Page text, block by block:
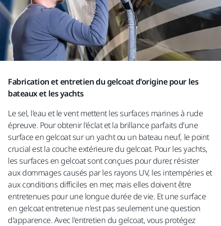
Fabrication et entretien du gelcoat d'origine pour les
bateaux et les yachts
Le sel, l'eau et le vent mettent les surfaces marines à rude
épreuve. Pour obtenir l'éclat et la brillance parfaits d'une
surface en gelcoat sur un yacht ou un bateau neuf, le point
crucial est la couche extérieure du gelcoat. Pour les yachts,
les surfaces en gelcoat sont conçues pour durer, résister
aux dommages causés par les rayons UV, les intempéries et
aux conditions difficiles en mer, mais elles doivent être
entretenues pour une longue durée de vie. Et une surface
en gelcoat entretenue n'est pas seulement une question
d'apparence. Avec l'entretien du gelcoat, vous protégez